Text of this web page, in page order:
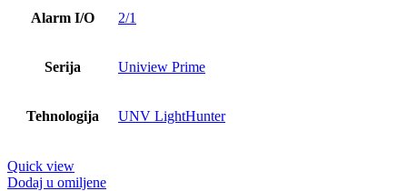
Alarm I/O 2/1
Serija Uniview Prime
Tehnologija UNV LightHunter
Quick view
Dodaj u omiljene